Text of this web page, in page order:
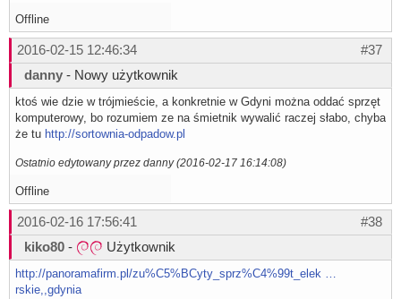
Offline
#37
2016-02-15 12:46:34
danny - Nowy użytkownik
ktoś wie dzie w trójmieście, a konkretnie w Gdyni można oddać sprzęt
komputerowy, bo rozumiem ze na śmietnik wywalić raczej słabo, chyba
że tu http://sortownia-odpadow.pl
Ostatnio edytowany przez danny (2016-02-17 16:14:08)
Offline
#38
2016-02-16 17:56:41
kiko80 - Użytkownik
http://panoramafirm.pl/zu%C5%BCyty_sprz%C4%99t_elek …
rskie,,gdynia